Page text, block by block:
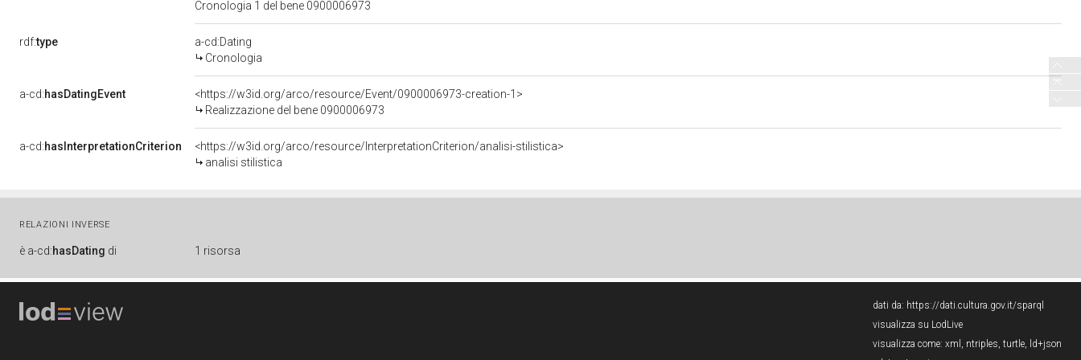
Cronologia 1 del bene 0900006973
rdf:type
a-cd:Dating
Cronologia
a-cd:hasDatingEvent
<https://w3id.org/arco/resource/Event/0900006973-creation-1>
Realizzazione del bene 0900006973
a-cd:hasInterpretationCriterion
<https://w3id.org/arco/resource/InterpretationCriterion/analisi-stilistica>
analisi stilistica
RELAZIONI INVERSE
è a-cd:hasDating di 1 risorsa
dati da: https://dati.cultura.gov.it/sparql
visualizza su LodLive
visualizza come: xml , ntriples, turtle, ld+json